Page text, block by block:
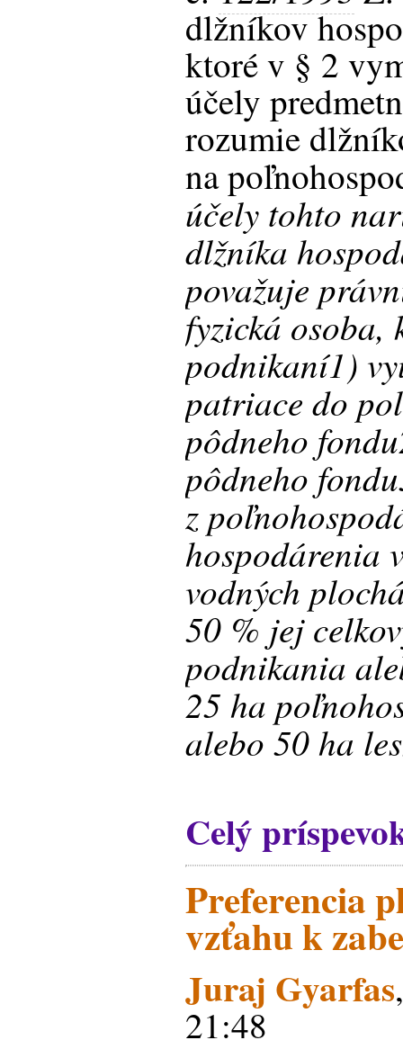
dlžníkov
ktoré v § 2
účely
rozumie
na
účely tohto
dlžníka
považuje
fyzická
podnikaní1)
patriace do
pôdneho
pôdneho
z
hospodárenia
vodných
50 % jej
podnikania
25 ha
alebo 50 ha
Celý
Preferencia
vzťahu k
Juraj Gyarfas
21:48